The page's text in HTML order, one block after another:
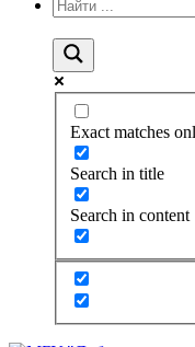
Exact matches
Search in title
Search in content